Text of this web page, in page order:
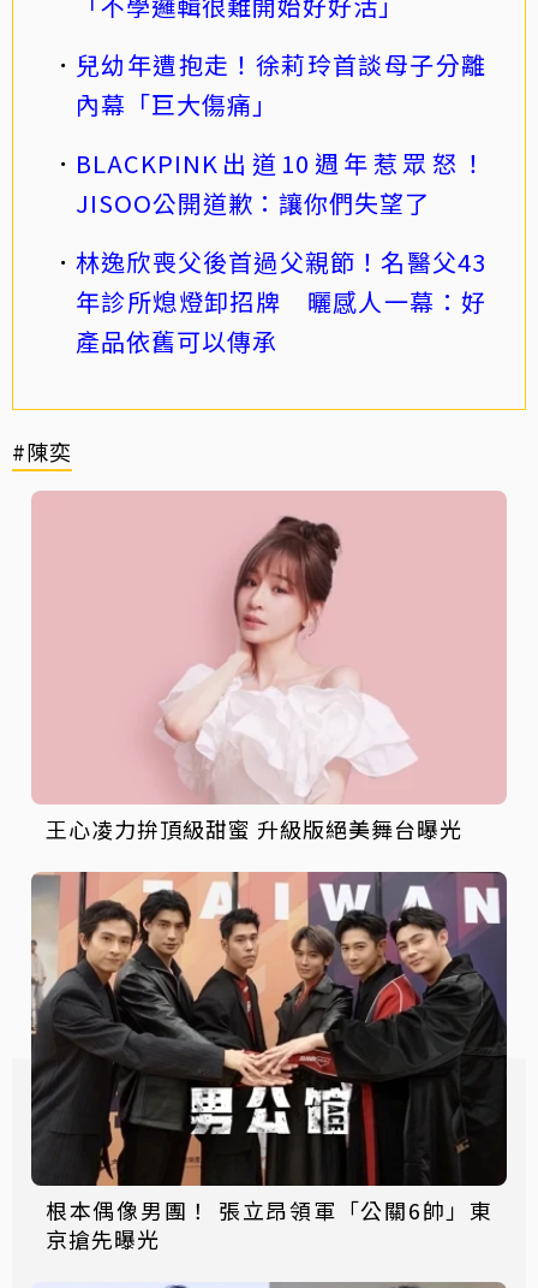
兒幼年遭抱走！徐莉玲首談母子分離
內幕「巨大傷痛」
BLACKPINK出道10週年惹眾怒！
JISOO公開道歉：讓你們失望了
林逸欣喪父後首過父親節！名醫父43
年診所熄燈卸招牌 曬感人一幕：好
產品依舊可以傳承
#陳奕
王心凌力拚頂級甜蜜 升級版絕美舞台曝光
根本偶像男團！ 張立昂領軍「公關6帥」東
京搶先曝光